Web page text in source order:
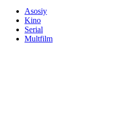
Asosiy
Kino
Serial
Multfilm